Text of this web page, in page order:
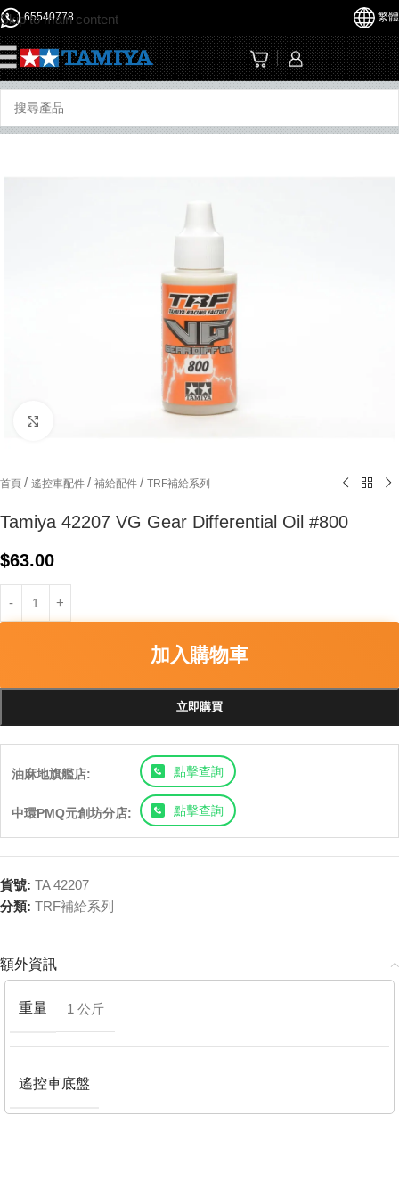
Skip to main content
65540778 繁體
首頁 / 遙控車配件 / 補給配件 / TRF補給系列
Tamiya 42207 VG Gear Differential Oil #800
$63.00
加入購物車
立即購買
油麻地旗艦店: 點擊查詢
中環PMQ元創坊分店: 點擊查詢
貨號: TA 42207
分類: TRF補給系列
額外資訊
重量 1 公斤
遙控車底盤